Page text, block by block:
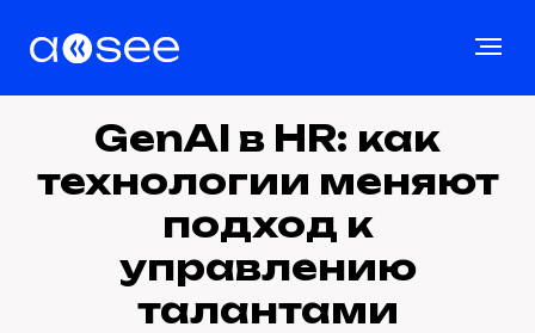
GenAI в HR: как
технологии меняют
подход к
управлению
талантами